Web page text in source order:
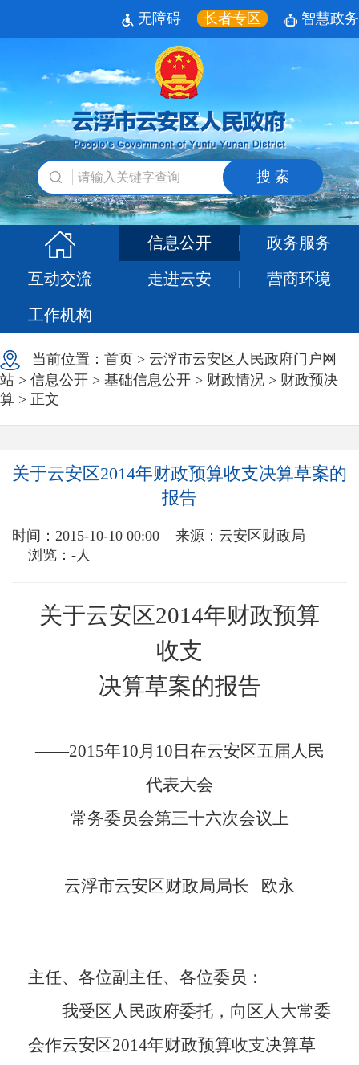
无障碍 长者专区 智慧政务
搜 索
信息公开 政务服务
互动交流 走进云安 营商环境
工作机构
当前位置： 首页 > 云浮市云安区人民政府门户网
站 > 信息公开 > 基础信息公开 > 财政情况 > 财政预决
算 > 正文
关于云安区2014年财政预算收支决算草案的
报告
时间：2015-10-10 00:00
来源：云安区财政局
浏览： -人
关于云安区2014年财政预算
收支
决算草案的报告
——2015年10月 10 日 在云安区五届人民
代表大会
常务委员会第三十六次会议上
云浮市云安区财政局局长 欧永
主任、各位副主任、各位委员：
我受区人民政府委托，向区人大常委
会作云安区2014年财政预算收支决算草